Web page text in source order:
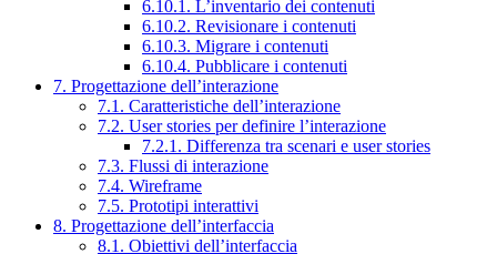
6.10.1. L’inventario dei contenuti
6.10.2. Revisionare i contenuti
6.10.3. Migrare i contenuti
6.10.4. Pubblicare i contenuti
7. Progettazione dell’interazione
7.1. Caratteristiche dell’interazione
7.2. User stories per definire l’interazione
7.2.1. Differenza tra scenari e user stories
7.3. Flussi di interazione
7.4. Wireframe
7.5. Prototipi interattivi
8. Progettazione dell’interfaccia
8.1. Obiettivi dell’interfaccia